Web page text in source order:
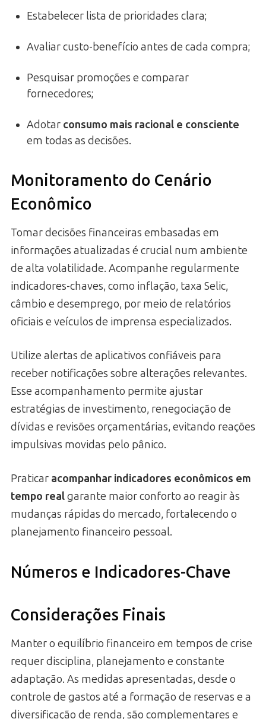
Estabelecer lista de prioridades clara;
Avaliar custo-benefício antes de cada compra;
Pesquisar promoções e comparar
fornecedores;
Adotar consumo mais racional e consciente
em todas as decisões.
Monitoramento do Cenário
Econômico
Tomar decisões financeiras embasadas em
informações atualizadas é crucial num ambiente
de alta volatilidade. Acompanhe regularmente
indicadores-chaves, como inflação, taxa Selic,
câmbio e desemprego, por meio de relatórios
oficiais e veículos de imprensa especializados.
Utilize alertas de aplicativos confiáveis para
receber notificações sobre alterações relevantes.
Esse acompanhamento permite ajustar
estratégias de investimento, renegociação de
dívidas e revisões orçamentárias, evitando reações
impulsivas movidas pelo pânico.
Praticar acompanhar indicadores econômicos em
tempo realgarante maior conforto ao reagir às
mudanças rápidas do mercado, fortalecendo o
planejamento financeiro pessoal.
Números e Indicadores-Chave
Considerações Finais
Manter o equilíbrio financeiro em tempos de crise
requer disciplina, planejamento e constante
adaptação. As medidas apresentadas, desde o
controle de gastos até a formação de reservas e a
diversificação de renda, são complementares e